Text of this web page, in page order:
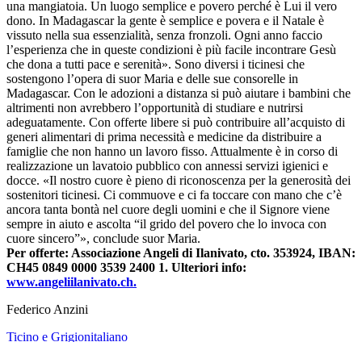
una mangiatoia. Un luogo semplice e povero perché è Lui il vero
dono. In Madagascar la gente è semplice e povera e il Natale è
vissuto nella sua essenzialità, senza fronzoli. Ogni anno faccio
l’esperienza che in queste condizioni è più facile incontrare Gesù
che dona a tutti pace e serenità». Sono diversi i ticinesi che
sostengono l’opera di suor Maria e delle sue consorelle in
Madagascar. Con le adozioni a distanza si può aiutare i bambini che
altrimenti non avrebbero l’opportunità di studiare e nutrirsi
adeguatamente. Con offerte libere si può contribuire all’acquisto di
generi alimentari di prima necessità e medicine da distribuire a
famiglie che non hanno un lavoro fisso. Attualmente è in corso di
realizzazione un lavatoio pubblico con annessi servizi igienici e
docce. «Il nostro cuore è pieno di riconoscenza per la generosità dei
sostenitori ticinesi. Ci commuove e ci fa toccare con mano che c’è
ancora tanta bontà nel cuore degli uomini e che il Signore viene
sempre in aiuto e ascolta “il grido del povero che lo invoca con
cuore sincero”», conclude suor Maria.
Per offerte: Associazione Angeli di Ilanivato, cto. 353924, IBAN:
CH45 0849 0000 3539 2400 1. Ulteriori info:
www.angeliilanivato.ch.
Federico Anzini
Ticino e Grigionitaliano